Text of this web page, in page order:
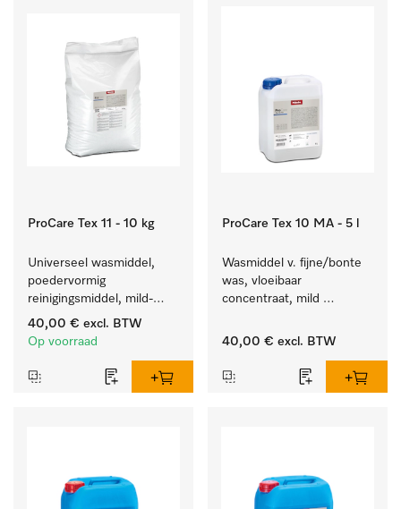
ProCare Tex 11 - 10 kg
Universeel wasmiddel,
poedervormig
reinigingsmiddel, mild-
alkalisch, 10 kg voor het
reinigen van wit wasgoed
40,00 € excl. BTW
Op voorraad
ProCare Tex 10 MA - 5 l
Wasmiddel v. fijne/bonte
was, vloeibaar
concentraat, mild
reinigen van bonte was
40,00 € excl. BTW